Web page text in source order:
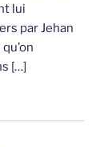
lui
par Jehan
[…]